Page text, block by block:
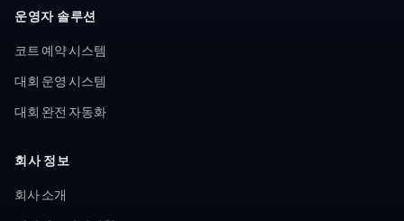
운영자 솔루션
코트 예약 시스템
대회 운영 시스템
대회 완전 자동화
회사 정보
회사 소개